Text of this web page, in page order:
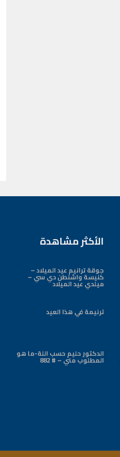
الأكثر مشاهدة
جوقة ترانيم عيد الميلاد –
كنيسة واشنطن دي سي –
ميلدي عيد الميلاد
ترنيمة في هذا العيد
الدكتور حليم حسب اللة-ما هو
المطلوب مني – # 882